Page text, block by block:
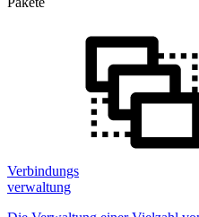
Verbindungs
verwaltung